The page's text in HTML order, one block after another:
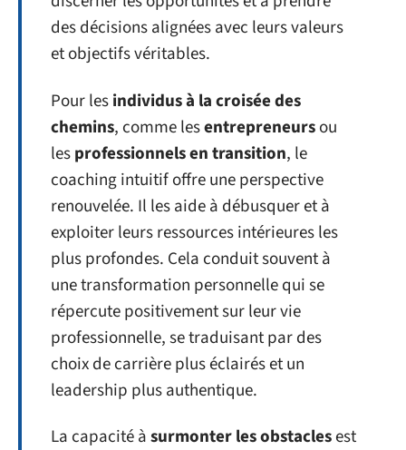
des décisions alignées avec leurs valeurs
et objectifs véritables.
Pour lesindividus à la croisée des
chemins, comme lesentrepreneursou
lesprofessionnels en transition, le
coaching intuitif offre une perspective
renouvelée. Il les aide à débusquer et à
exploiter leurs ressources intérieures les
plus profondes. Cela conduit souvent à
une transformation personnelle qui se
répercute positivement sur leur vie
professionnelle, se traduisant par des
choix de carrière plus éclairés et un
leadership plus authentique.
La capacité àsurmonter les obstaclesest